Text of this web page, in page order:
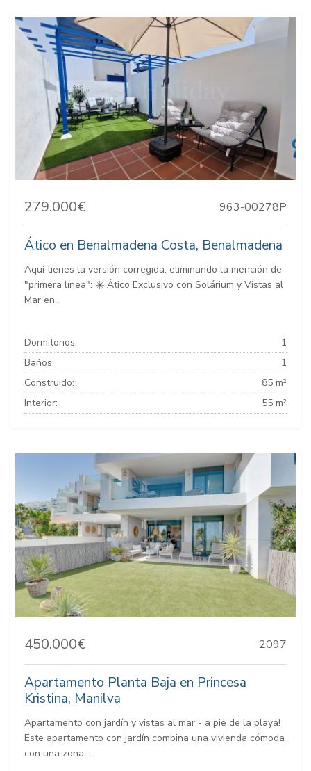
279.000€ 963-00278P
Ático en Benalmadena Costa, Benalmadena
Aquí tienes la versión corregida, eliminando la mención de
"primera línea": ☀️ Ático Exclusivo con Solárium y Vistas al
Mar en...
Dormitorios:
1
Baños:
1
Construido:
85 m²
Interior:
55 m²
450.000€ 2097
Apartamento Planta Baja en Princesa
Kristina, Manilva
Apartamento con jardín y vistas al mar - a pie de la playa!
Este apartamento con jardín combina una vivienda cómoda
con una zona...